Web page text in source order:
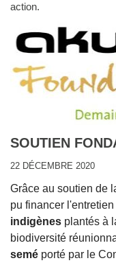
action.
SOUTIEN
22 DÉCEMBRE 2020
Grâce au soutien de
pu financer l'entretien
indigènes plantés à
biodiversité
semé porté par le